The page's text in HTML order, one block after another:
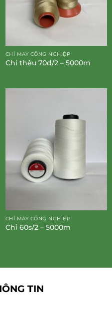
CHỈ MAY CÔNG NGHIỆP
Chỉ thêu 70d/2 – 5000m
CHỈ MAY CÔNG NGHIỆP
Chỉ 60s/2 – 5000m
TIN